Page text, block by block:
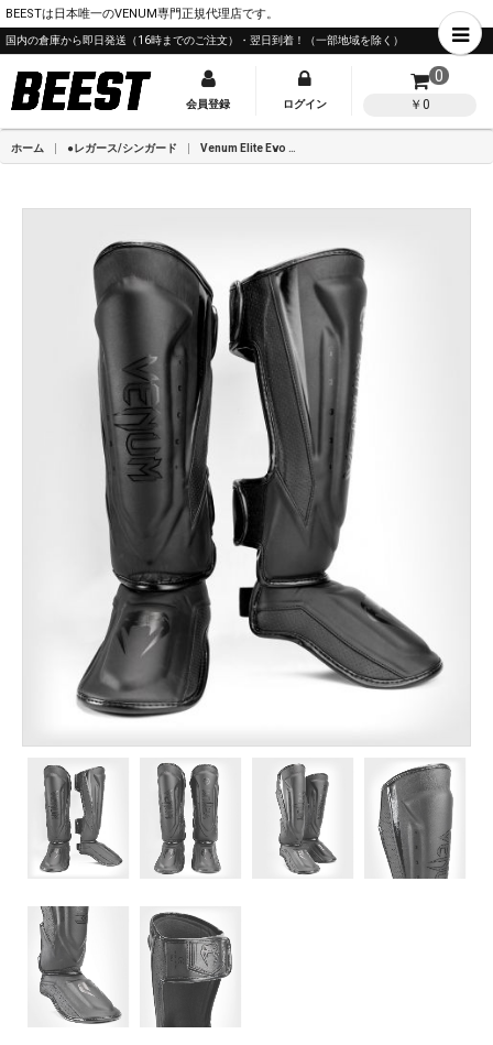
BEESTは日本唯一のVENUM専門正規代理店です。
国内の倉庫から即日発送（16時までのご注文）・翌日到着！（一部地域を除く）
会員登録 ログイン
0
￥0
ホーム ●レガース/シンガード